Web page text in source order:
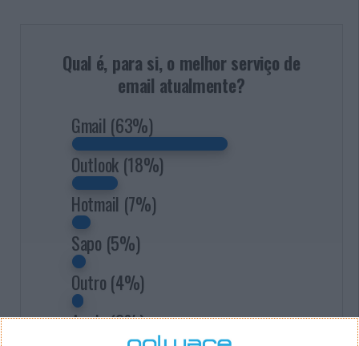
Qual é, para si, o melhor serviço de
email atualmente?
Gmail (63%)
Outlook (18%)
Hotmail (7%)
Sapo (5%)
Outro (4%)
Apple(2%)